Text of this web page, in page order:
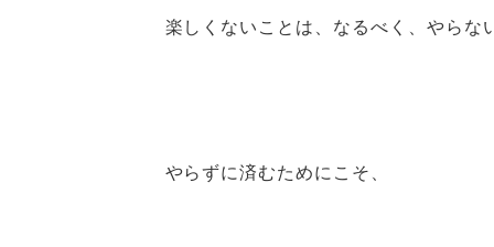
楽しくないことは、なるべく、やらな
やらずに済むためにこそ、